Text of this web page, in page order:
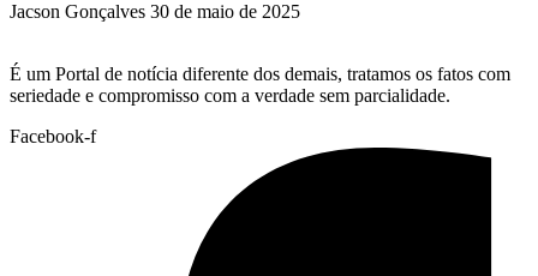
Jacson Gonçalves 30 de maio de 2025
É um Portal de notícia diferente dos demais, tratamos os fatos com
seriedade e compromisso com a verdade sem parcialidade.
Facebook-f